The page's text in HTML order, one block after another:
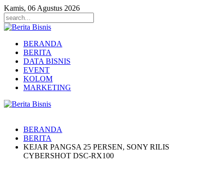
Kamis, 06 Agustus 2026
BERANDA
BERITA
DATA BISNIS
EVENT
KOLOM
MARKETING
BERANDA
BERITA
KEJAR PANGSA 25 PERSEN, SONY RILIS
CYBERSHOT DSC-RX100